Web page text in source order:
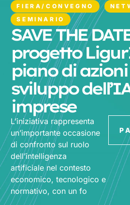
FIERA/CONVEGNO
SEMINARIO
SAVE THE
progetto
piano di
sviluppo
imprese
L’iniziativa rappresenta
un’importante occasione
di confronto sul ruolo
dell’intelligenza
artificiale nel contesto
economico, tecnologico e
normativo, con un fo